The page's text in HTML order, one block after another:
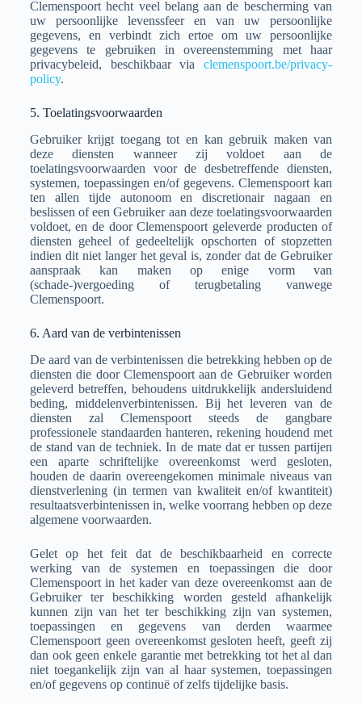
Clemenspoort hecht veel belang aan de bescherming van
uw persoonlijke levenssfeer en van uw persoonlijke
gegevens, en verbindt zich ertoe om uw persoonlijke
gegevens te gebruiken in overeenstemming met haar
privacybeleid, beschikbaar viaclemenspoort.be/privacy-
policy.
5. Toelatingsvoorwaarden
Gebruiker krijgt toegang tot en kan gebruik maken van
deze diensten wanneer zij voldoet aan de
toelatingsvoorwaarden voor de desbetreffende diensten,
systemen, toepassingen en/of gegevens. Clemenspoort kan
ten allen tijde autonoom en discretionair nagaan en
beslissen of een Gebruiker aan deze toelatingsvoorwaarden
voldoet, en de door Clemenspoort geleverde producten of
diensten geheel of gedeeltelijk opschorten of stopzetten
indien dit niet langer het geval is, zonder dat de Gebruiker
aanspraak kan maken op enige vorm van
(schade-)vergoeding of terugbetaling vanwege
Clemenspoort.
6. Aard van de verbintenissen
De aard van de verbintenissen die betrekking hebben op de
diensten die door Clemenspoort aan de Gebruiker worden
geleverd betreffen, behoudens uitdrukkelijk andersluidend
beding, middelenverbintenissen. Bij het leveren van de
diensten zal Clemenspoort steeds de gangbare
professionele standaarden hanteren, rekening houdend met
de stand van de techniek. In de mate dat er tussen partijen
een aparte schriftelijke overeenkomst werd gesloten,
houden de daarin overeengekomen minimale niveaus van
dienstverlening (in termen van kwaliteit en/of kwantiteit)
resultaatsverbintenissen in, welke voorrang hebben op deze
algemene voorwaarden.
Gelet op het feit dat de beschikbaarheid en correcte
werking van de systemen en toepassingen die door
Clemenspoort in het kader van deze overeenkomst aan de
Gebruiker ter beschikking worden gesteld afhankelijk
kunnen zijn van het ter beschikking zijn van systemen,
toepassingen en gegevens van derden waarmee
Clemenspoort geen overeenkomst gesloten heeft, geeft zij
dan ook geen enkele garantie met betrekking tot het al dan
niet toegankelijk zijn van al haar systemen, toepassingen
en/of gegevens op continuë of zelfs tijdelijke basis.